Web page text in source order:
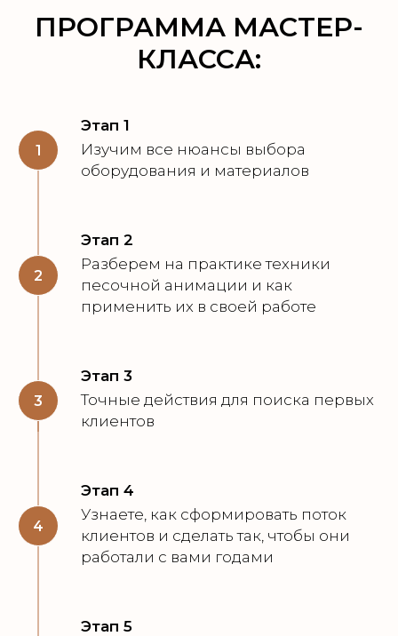
ПРОГРАММА МАСТЕР-
КЛАССА:
1
Этап 1
Изучим все нюансы выбора
оборудования и материалов
2
Этап 2
Разберем на практике техники
песочной анимации и как
применить их в своей работе
3
Этап 3
Точные действия для поиска первых
клиентов
4
Этап 4
Узнаете, как сформировать поток
клиентов и сделать так, чтобы они
работали с вами годами
Этап 5